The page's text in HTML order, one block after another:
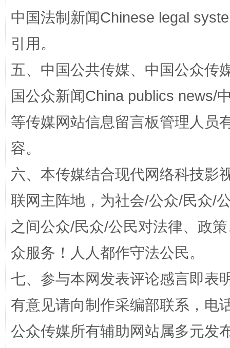
扯下公款旅游的“隐身衣” 如何以
“蜀中异人”王建安的艺术幻境
中国法制新闻Chinese legal
引用。
五、中国公共传媒、中国公众传
国公众新闻China publics news/
等传媒网站信息留言板管理人员
容。
六、本传媒结合现代网络科技影
联网主阵地，为社会/公众/民众/
之间公众/民众/公民对法律、政
众服务！人人都作守法公民。
七、参与本网发表评论感言即表
有意见请向制作采编部联系，电
公众传媒所有辅助网站属多元发